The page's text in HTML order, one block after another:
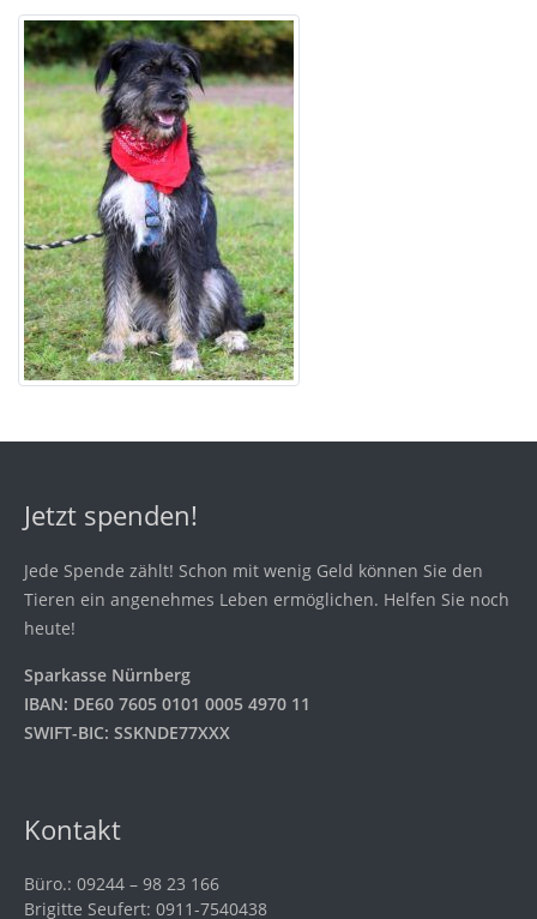
Jetzt spenden!
Jede Spende zählt! Schon mit wenig Geld können Sie den
Tieren ein angenehmes Leben ermöglichen. Helfen Sie noch
heute!
Sparkasse Nürnberg
IBAN: DE60 7605 0101 0005 4970 11
SWIFT-BIC: SSKNDE77XXX
Kontakt
Büro.: 09244 – 98 23 166
Brigitte Seufert: 0911-7540438